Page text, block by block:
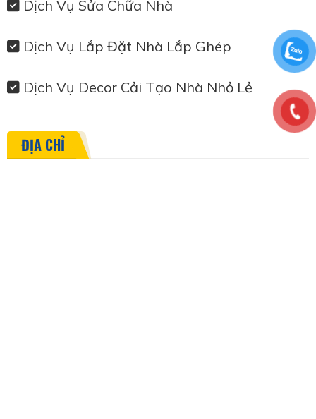
Dịch Vụ Sửa Chữa Nhà
Dịch Vụ Lắp Đặt Nhà Lắp Ghép
Dịch Vụ Decor Cải Tạo Nhà Nhỏ Lẻ
ĐỊA CHỈ